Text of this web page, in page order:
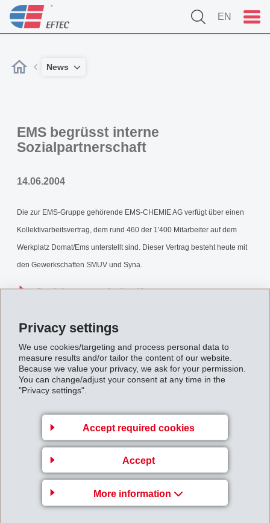
Privacy settings
We use cookies/targeting and process personal data to
measure results and/or tailor the content of our website.
Because we value your privacy, we ask for your permission.
You can change/adjust your consent at any time in the
"Privacy settings".
Accept required cookies
Accept
More information
EN
News
EMS begrüsst interne
Sozialpartnerschaft
14.06.2004
Die zur EMS-Gruppe gehörende EMS-CHEMIE AG verfügt über einen
Kollektivarbeitsvertrag, dem rund 460 der 1'400 Mitarbeiter auf dem
Werkplatz Domat/Ems unterstellt sind. Dieser Vertrag besteht heute mit
den Gewerkschaften SMUV und Syna.
Sozialpartnerschaft.pdf
Back to overview
Gruppenleitung
EFTEC AG
Hofstrasse 31
8590 Romanshorn